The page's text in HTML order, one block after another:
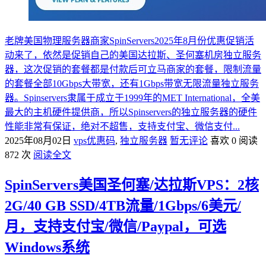
老牌美国物理服务器商家SpinServers2025年8月份优惠促销活
动来了，依然是促销自己的美国达拉斯、圣何塞机房独立服务
器，这次促销的套餐都是付款后可立马商家的套餐，限制流量
的套餐全部10Gbps大带宽，还有1Gbps带宽无限流量独立服务
器。Spinservers隶属于成立于1999年的MET International，全美
最大的主机硬件提供商，所以Spinservers的独立服务器的硬件
性能非常有保证，绝对不超售，支持支付宝、微信支付...
2025年08月02日 vps优惠码, 独立服务器 暂无评论 喜欢 0 阅读
872 次 阅读全文
SpinServers美国圣何塞/达拉斯VPS：2核
2G/40 GB SSD/4TB流量/1Gbps/6美元/
月，支持支付宝/微信/Paypal，可选
Windows系统